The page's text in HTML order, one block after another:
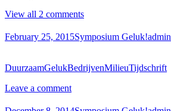
View all 2 comments
February 25, 2015Symposium Geluk!admin
DuurzaamGelukBedrijvenMilieuTijdschrift
Leave a comment